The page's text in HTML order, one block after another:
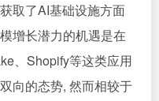
取了AI基础设施方面
增长潜力的机遇是在
、Shopify等这类应用
向的态势, 然而相较于